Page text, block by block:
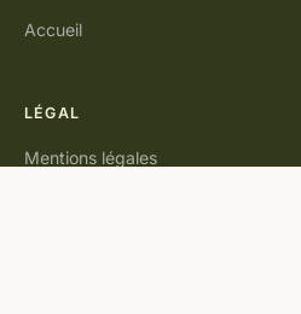
Accueil
LÉGAL
Mentions légales